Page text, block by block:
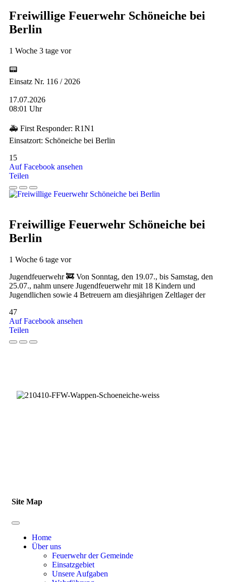
Freiwillige Feuerwehr Schöneiche bei
Berlin
1 Woche 3 tage vor
📟
Einsatz Nr. 116 / 2026
17.07.2026
08:01 Uhr
🚑 First Responder: R1N1
Einsatzort: Schöneiche bei Berlin
15
Auf Facebook ansehen
Teilen
Freiwillige Feuerwehr Schöneiche bei
Berlin
1 Woche 6 tage vor
Jugendfeuerwehr 🚒 Von Sonntag, den 19.07., bis Samstag, den
25.07., nahm unsere Jugendfeuerwehr mit 18 Kindern und
Jugendlichen sowie 4 Betreuern am diesjährigen Zeltlager der
47
Auf Facebook ansehen
Teilen
Site Map
Home
Über uns
Feuerwehr der Gemeinde
Einsatzgebiet
Unsere Aufgaben